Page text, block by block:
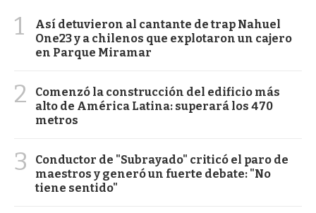
1
Así detuvieron al cantante de trap Nahuel
One23 y a chilenos que explotaron un cajero
en Parque Miramar
2
Comenzó la construcción del edificio más
alto de América Latina: superará los 470
metros
3
Conductor de "Subrayado" criticó el paro de
maestros y generó un fuerte debate: "No
tiene sentido"